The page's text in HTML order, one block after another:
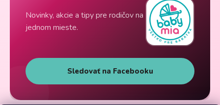
Novinky, akcie a tipy pre rodičov na
jednom mieste.
Sledovať na Facebooku